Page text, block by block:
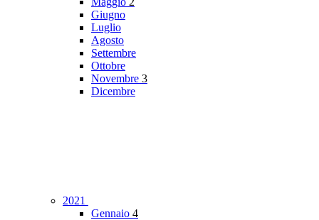
Giugno
Luglio
Agosto
Settembre
Ottobre
Novembre 3
Dicembre
2021
Gennaio 4